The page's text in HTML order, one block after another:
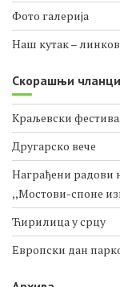
Фото галерија
Наш кутак –
Скорашњи чланци
Краљевски
Другарско вече
Награђени радови
,,Мостови-споне
Ћирилица у срцу
Европски дан